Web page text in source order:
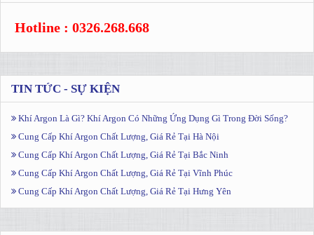
Hotline : 0326.268.668
TIN TỨC - SỰ KIỆN
Khí Argon Là Gì? Khí Argon Có Những Ứng Dụng Gì Trong Đời Sống?
Cung Cấp Khí Argon Chất Lượng, Giá Rẻ Tại Hà Nội
Cung Cấp Khí Argon Chất Lượng, Giá Rẻ Tại Bắc Ninh
Cung Cấp Khí Argon Chất Lượng, Giá Rẻ Tại Vĩnh Phúc
Cung Cấp Khí Argon Chất Lượng, Giá Rẻ Tại Hưng Yên